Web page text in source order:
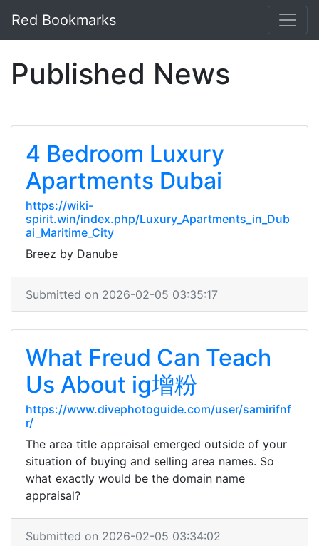
Red Bookmarks
Published News
4 Bedroom Luxury
Apartments Dubai
https://wiki-
spirit.win/index.php/Luxury_Apartments_in_Dub
ai_Maritime_City
Breez by Danube
Submitted on 2026-02-05 03:35:17
What Freud Can Teach
Us About ig增粉
https://www.divephotoguide.com/user/samirifnf
r/
The area title appraisal emerged outside of your
situation of buying and selling area names. So
what exactly would be the domain name
appraisal?
Submitted on 2026-02-05 03:34:02